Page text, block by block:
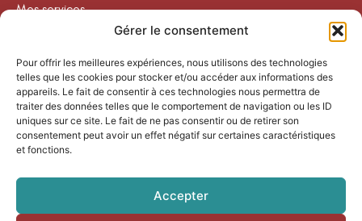
Gérer le consentement
Pour offrir les meilleures expériences, nous utilisons des technologies
telles que les cookies pour stocker et/ou accéder aux informations des
appareils. Le fait de consentir à ces technologies nous permettra de
traiter des données telles que le comportement de navigation ou les ID
uniques sur ce site. Le fait de ne pas consentir ou de retirer son
consentement peut avoir un effet négatif sur certaines caractéristiques
et fonctions.
Accepter
Mes services
Nos loisirs
Agenda
Les temps forts
Partenaires et